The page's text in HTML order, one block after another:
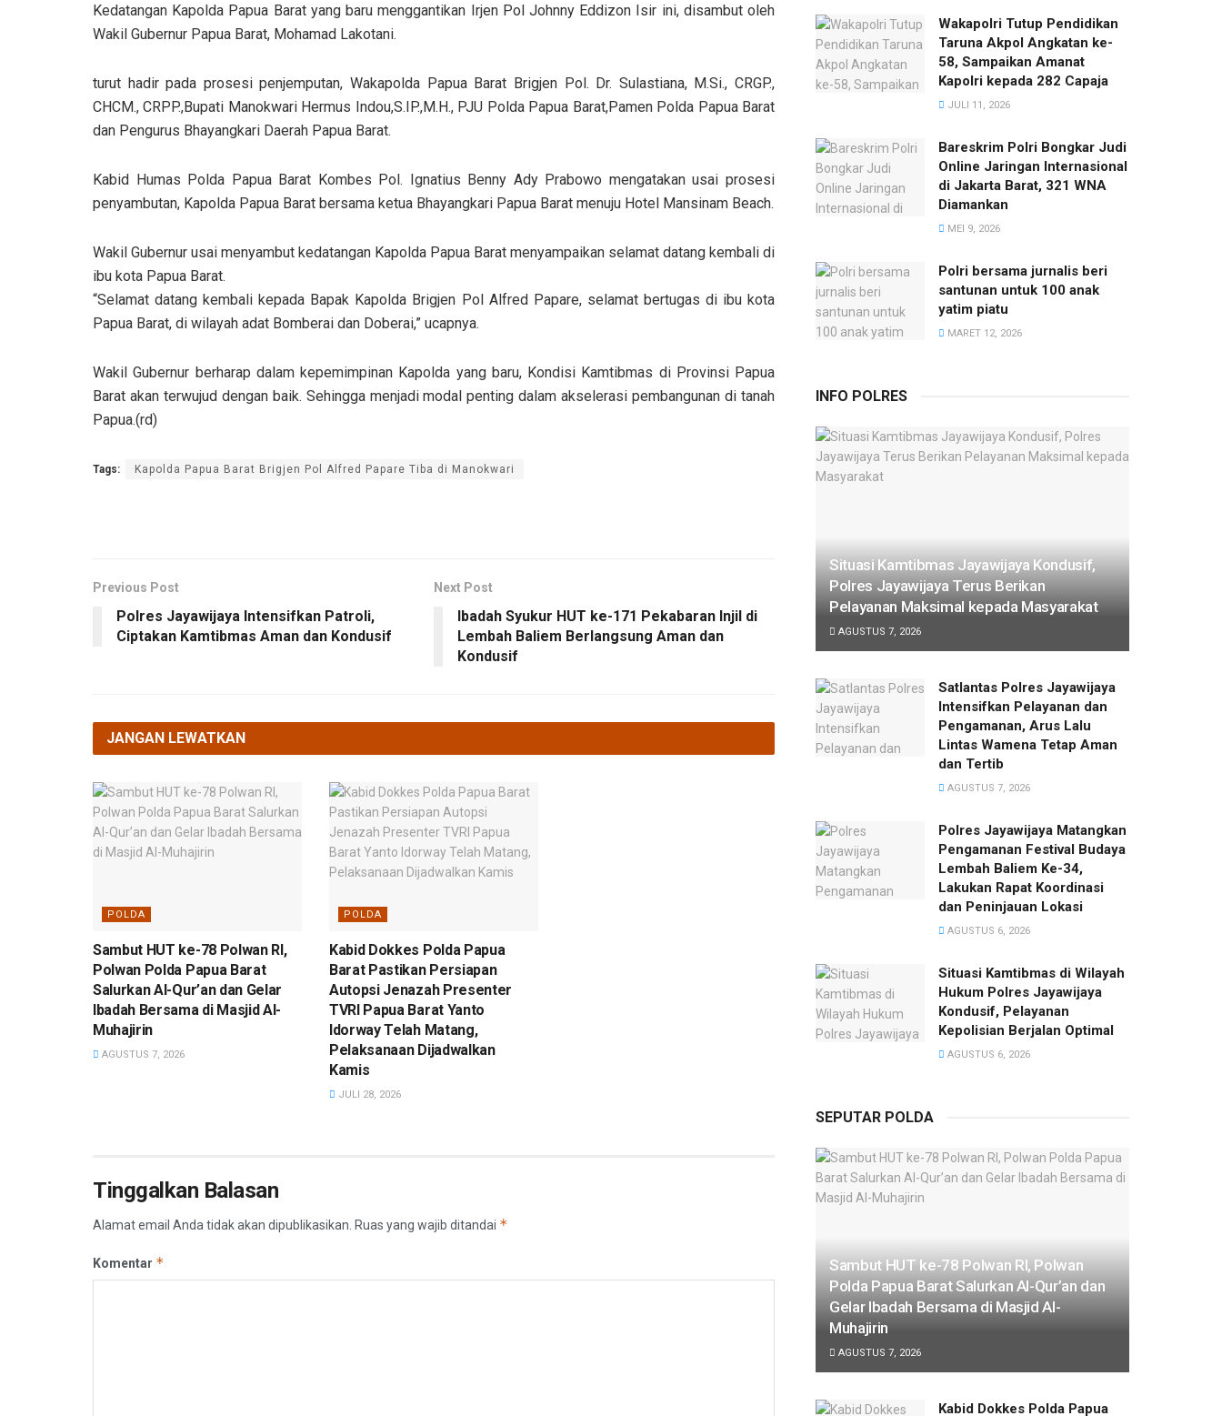
Kedatangan Kapolda Papua Barat yang baru menggantikan Irjen Pol Johnny Eddizon Isir ini, disambut oleh
Wakil Gubernur Papua Barat, Mohamad Lakotani.
turut hadir pada prosesi penjemputan, Wakapolda Papua Barat Brigjen Pol. Dr. Sulastiana, M.Si., CRGP.,
CHCM., CRPP.,Bupati Manokwari Hermus Indou,S.IP.,M.H., PJU Polda Papua Barat,Pamen Polda Papua Barat
dan Pengurus Bhayangkari Daerah Papua Barat.
Kabid Humas Polda Papua Barat Kombes Pol. Ignatius Benny Ady Prabowo mengatakan usai prosesi
penyambutan, Kapolda Papua Barat bersama ketua Bhayangkari Papua Barat menuju Hotel Mansinam Beach.
Wakil Gubernur usai menyambut kedatangan Kapolda Papua Barat menyampaikan selamat datang kembali di
ibu kota Papua Barat.
“Selamat datang kembali kepada Bapak Kapolda Brigjen Pol Alfred Papare, selamat bertugas di ibu kota
Papua Barat, di wilayah adat Bomberai dan Doberai,” ucapnya.
Wakil Gubernur berharap dalam kepemimpinan Kapolda yang baru, Kondisi Kamtibmas di Provinsi Papua
Barat akan terwujud dengan baik. Sehingga menjadi modal penting dalam akselerasi pembangunan di tanah
Papua.(rd)
Tags: Kapolda Papua Barat Brigjen Pol Alfred Papare Tiba di Manokwari
Previous Post
Polres Jayawijaya Intensifkan Patroli,
Ciptakan Kamtibmas Aman dan Kondusif
Next Post
Ibadah Syukur HUT ke-171 Pekabaran Injil di
Lembah Baliem Berlangsung Aman dan
Kondusif
JANGAN LEWATKAN
POLDA
Sambut HUT ke-78 Polwan RI,
Polwan Polda Papua Barat
Salurkan Al-Qur’an dan Gelar
Ibadah Bersama di Masjid Al-
Muhajirin
AGUSTUS 7, 2026
POLDA
Kabid Dokkes Polda Papua
Barat Pastikan Persiapan
Autopsi Jenazah Presenter
TVRI Papua Barat Yanto
Idorway Telah Matang,
Pelaksanaan Dijadwalkan
Kamis
JULI 28, 2026
Tinggalkan Balasan
Alamat email Anda tidak akan dipublikasikan. Ruas yang wajib ditandai *
Komentar *
Wakapolri Tutup Pendidikan
Taruna Akpol Angkatan ke-
58, Sampaikan Amanat
Kapolri kepada 282 Capaja
JULI 11, 2026
Bareskrim Polri Bongkar Judi
Online Jaringan Internasional
di Jakarta Barat, 321 WNA
Diamankan
MEI 9, 2026
Polri bersama jurnalis beri
santunan untuk 100 anak
yatim piatu
MARET 12, 2026
INFO POLRES
Situasi Kamtibmas Jayawijaya Kondusif,
Polres Jayawijaya Terus Berikan
Pelayanan Maksimal kepada Masyarakat
AGUSTUS 7, 2026
Satlantas Polres Jayawijaya
Intensifkan Pelayanan dan
Pengamanan, Arus Lalu
Lintas Wamena Tetap Aman
dan Tertib
AGUSTUS 7, 2026
Polres Jayawijaya Matangkan
Pengamanan Festival Budaya
Lembah Baliem Ke-34,
Lakukan Rapat Koordinasi
dan Peninjauan Lokasi
AGUSTUS 6, 2026
Situasi Kamtibmas di Wilayah
Hukum Polres Jayawijaya
Kondusif, Pelayanan
Kepolisian Berjalan Optimal
AGUSTUS 6, 2026
SEPUTAR POLDA
Sambut HUT ke-78 Polwan RI, Polwan
Polda Papua Barat Salurkan Al-Qur’an dan
Gelar Ibadah Bersama di Masjid Al-
Muhajirin
AGUSTUS 7, 2026
Kabid Dokkes Polda Papua